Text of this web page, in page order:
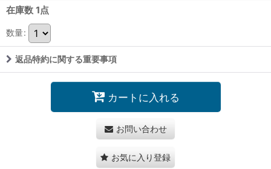
在庫数 1点
数量:
返品特約に関する重要事項
カートに入れる
お問い合わせ
お気に入り登録